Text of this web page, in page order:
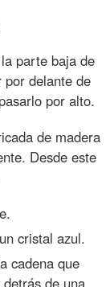
parte baja de
por delante de
por alto.
de madera
Desde este
cristal azul.
cadena que
de una